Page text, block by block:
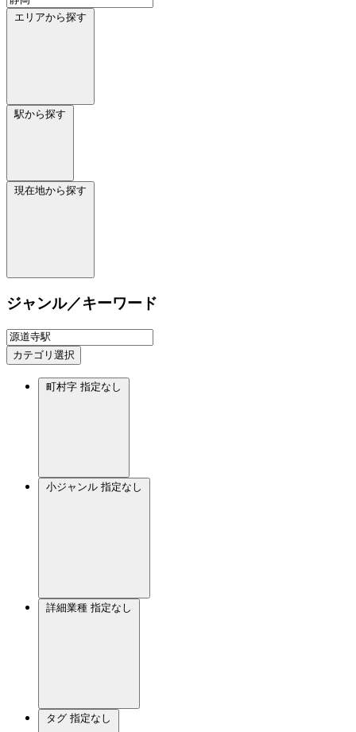
エリアから探す
駅から探す
現在地から探す
ジャンル／キーワード
カテゴリ選択
町村字 指定なし
小ジャンル 指定なし
詳細業種 指定なし
タグ 指定なし